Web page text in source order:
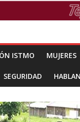
ISTMO MUJERES
SEGURIDAD